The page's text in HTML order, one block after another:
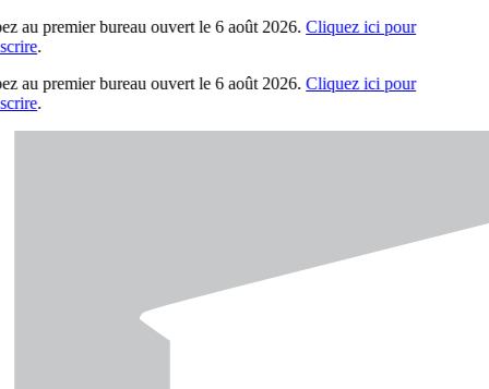
au premier bureau ouvert le 6 août 2026. Cliquez ici pour
.
au premier bureau ouvert le 6 août 2026. Cliquez ici pour
.